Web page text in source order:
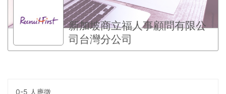
新加坡商立福人事顧問有限公
司台灣分公司
0-5 人應徵